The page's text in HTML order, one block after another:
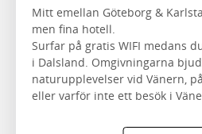
Mitt emellan Göteborg &
men fina hotell.
Surfar på gratis WIFI medans
i Dalsland. Omgivningarna
naturupplevelser vid Vänern,
eller varför inte ett besök i